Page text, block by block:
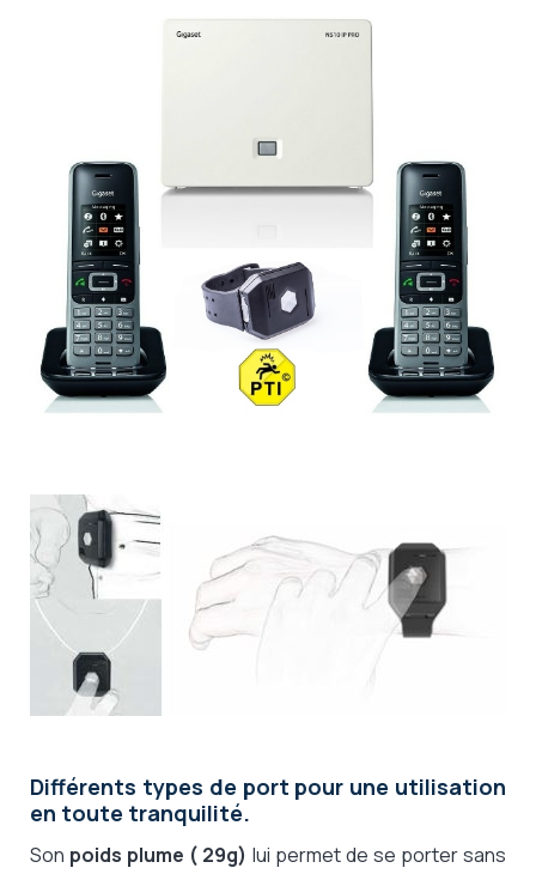
Différents types de port pour une utilisation
en toute tranquilité.
Son poids plume ( 29g) lui permet de se porter sans